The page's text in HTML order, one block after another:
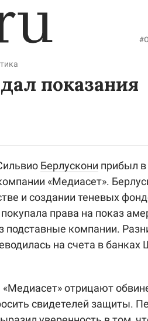
показания
Берлускони прибыл в
«Медиасет».
и создании теневых
права на показ
подставные компании.
на счета в банках
отрицают
свидетелей защиты.